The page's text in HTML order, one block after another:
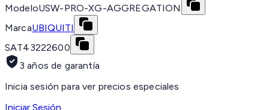
ModeloUSW-PRO-XG-AGGREGATION
MarcaUBIQUITI
SAT43222600
3 años de garantía
Inicia sesión para ver precios especiales
Iniciar Sesión